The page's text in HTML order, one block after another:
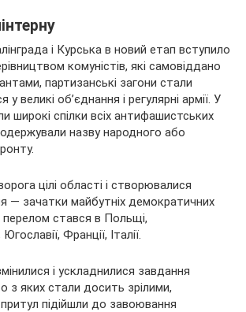
і Курська в новий етап вступило
комуністів, які самовіддано
партизанські загони стали
великі об’єднання і регулярні армії. У
широкі спілки всіх антифашистських
одержували назву народного або
цілі області і створювалися
— зачатки майбутніх демократичних
перелом стався в Польщі,
Франції, Італії.
і ускладнилися завдання
з яких стали досить зрілими,
підійшли до завоювання